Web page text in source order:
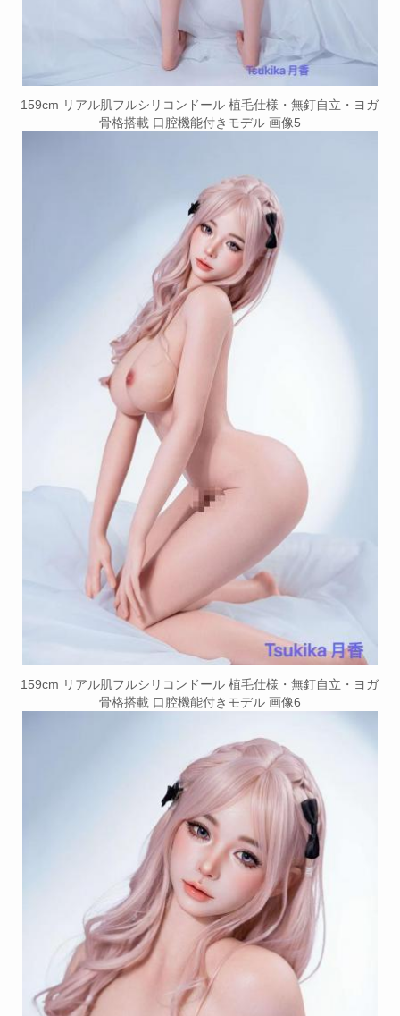
159cm リアル肌フルシリコンドール 植毛仕様・無釘自立・ヨガ
骨格搭載 口腔機能付きモデル 画像5
159cm リアル肌フルシリコンドール 植毛仕様・無釘自立・ヨガ
骨格搭載 口腔機能付きモデル 画像6